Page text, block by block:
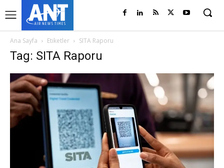
Ana Sayfa Etiketler SITA Raporu
Tag: SITA Raporu